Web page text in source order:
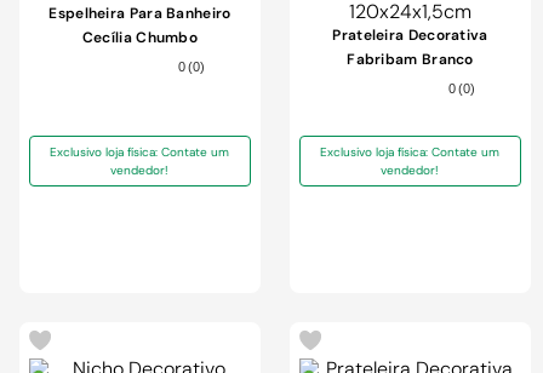
Espelheira Para Banheiro
Cecília Chumbo
0 (0)
Exclusivo loja física: Contate um
vendedor!
Prateleira Decorativa
Fabribam Branco
120x24x1,5cm
0 (0)
Exclusivo loja física: Contate um
vendedor!